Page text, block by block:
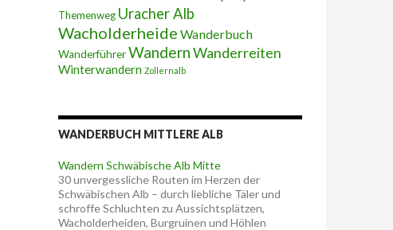
Themenweg Uracher Alb
Wacholderheide Wanderbuch
WanderführerWandernWanderreiten
Winterwandern Zollernalb
WANDERBUCH MITTLERE ALB
Wandern Schwäbische Alb Mitte
30 unvergessliche Routen im Herzen der
Schwäbischen Alb – durch liebliche Täler und
schroffe Schluchten zu Aussichtsplätzen,
Wacholderheiden, Burgruinen und Höhlen